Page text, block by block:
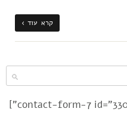
קרא עוד ›